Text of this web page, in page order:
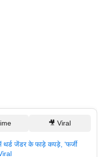
🎥 Viral
में थर्ड जेंडर के फाड़े कपड़े, 'फर्जी